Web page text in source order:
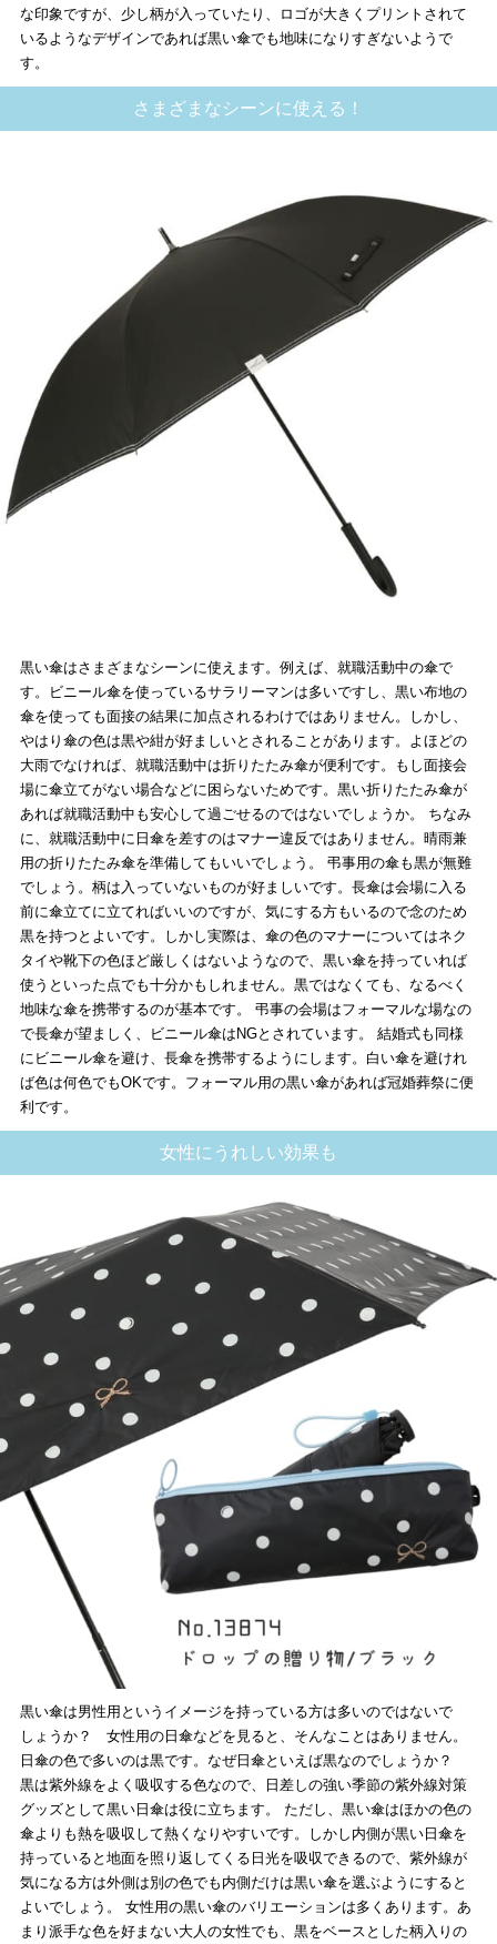
な印象ですが、少し柄が入っていたり、ロゴが大きくプリントされて
いるようなデザインであれば黒い傘でも地味になりすぎないようで
す。
さまざまなシーンに使える！
黒い傘はさまざまなシーンに使えます。例えば、就職活動中の傘で
す。ビニール傘を使っているサラリーマンは多いですし、黒い布地の
傘を使っても面接の結果に加点されるわけではありません。しかし、
やはり傘の色は黒や紺が好ましいとされることがあります。よほどの
大雨でなければ、就職活動中は折りたたみ傘が便利です。もし面接会
場に傘立てがない場合などに困らないためです。黒い折りたたみ傘が
あれば就職活動中も安心して過ごせるのではないでしょうか。 ちなみ
に、就職活動中に日傘を差すのはマナー違反ではありません。晴雨兼
用の折りたたみ傘を準備してもいいでしょう。 弔事用の傘も黒が無難
でしょう。柄は入っていないものが好ましいです。長傘は会場に入る
前に傘立てに立てればいいのですが、気にする方もいるので念のため
黒を持つとよいです。しかし実際は、傘の色のマナーについてはネク
タイや靴下の色ほど厳しくはないようなので、黒い傘を持っていれば
使うといった点でも十分かもしれません。黒ではなくても、なるべく
地味な傘を携帯するのが基本です。 弔事の会場はフォーマルな場なの
で長傘が望ましく、ビニール傘はNGとされています。 結婚式も同様
にビニール傘を避け、長傘を携帯するようにします。白い傘を避けれ
ば色は何色でもOKです。フォーマル用の黒い傘があれば冠婚葬祭に便
利です。
女性にうれしい効果も
黒い傘は男性用というイメージを持っている方は多いのではないで
しょうか？ 女性用の日傘などを見ると、そんなことはありません。
日傘の色で多いのは黒です。なぜ日傘といえば黒なのでしょうか？
黒は紫外線をよく吸収する色なので、日差しの強い季節の紫外線対策
グッズとして黒い日傘は役に立ちます。 ただし、黒い傘はほかの色の
傘よりも熱を吸収して熱くなりやすいです。しかし内側が黒い日傘を
持っていると地面を照り返してくる日光を吸収できるので、紫外線が
気になる方は外側は別の色でも内側だけは黒い傘を選ぶようにすると
よいでしょう。 女性用の黒い傘のバリエーションは多くあります。あ
まり派手な色を好まない大人の女性でも、黒をベースとした柄入りの